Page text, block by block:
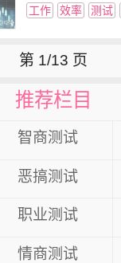
工作 效率 测试
第 1/13 页
推荐栏目
智商测试
恶搞测试
职业测试
情商测试